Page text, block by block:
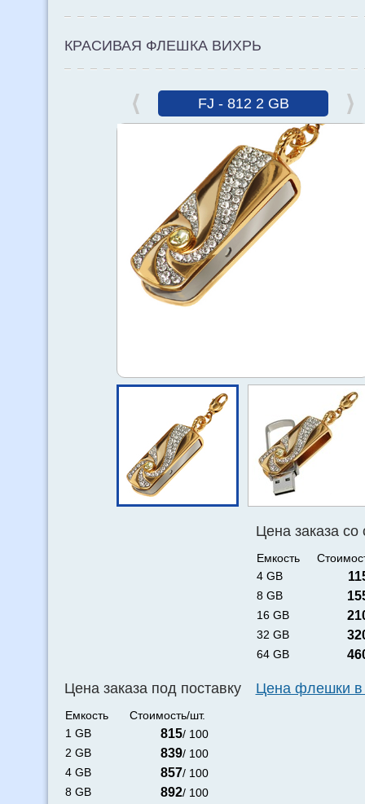
КРАСИВАЯ ФЛЕШКА ВИХРЬ
FJ - 812 2 GB
Цена заказа под поставку
Емкость
Стоимость/шт.
1 GB
815/ 100
2 GB
839/ 100
4 GB
857/ 100
8 GB
892/ 100
Цена заказа со
Емкость
4 GB
8 GB
16 GB
32 GB
64 GB
Цена флешки в